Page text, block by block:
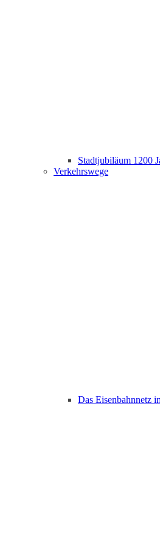
Stadtjubiläum 1200
Verkehrswege
Das Eisenbahnnetz